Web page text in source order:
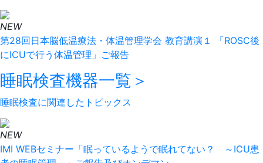
NEW
第28回日本脳低温療法・体温管理学会 教育講演１ 「ROSC後
にICUで行う体温管理」ご報告
睡眠検査機器一覧＞
睡眠検査に関連したトピックス
NEW
IMI WEBセミナー「眠っているようで眠れてない？ ～ICU患